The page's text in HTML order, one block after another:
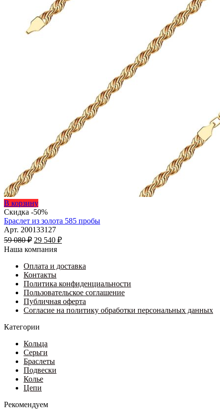
товара.
В корзинуЭтот
товар
имеет
несколько
вариаций.
Опции
выбрать
на
странице
товара.
Скидка -50%
Браслет из золота 585 пробы
Арт. 200133127
59 080₽ Первоначальная
цена
59
080 ₽.
29 540 ₽Текущая
540 ₽.
Наша компания
Оплата и доставка
Контакты
Политика конфиденциальности
Пользовательское соглашение
Публичная оферта
Согласие на политику обработки персональных данных
Категории
Кольца
Серьги
Браслеты
Подвески
Колье
Цепи
Рекомендуем